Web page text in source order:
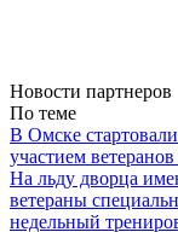
Новости партнеров
По теме
В Омске
участием
На льду дворца
ветераны
недельный